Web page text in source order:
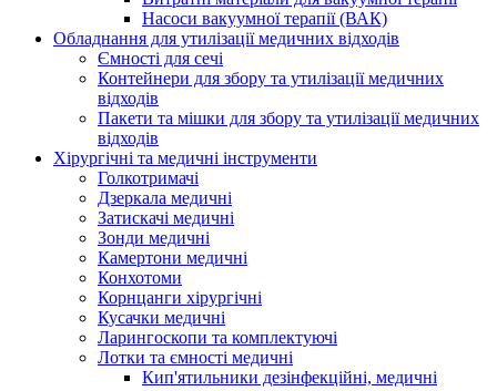
Насоси вакуумної терапії (ВАК)
Обладнання для утилізації медичних відходів
Ємності для сечі
Контейнери для збору та утилізації медичних
відходів
Пакети та мішки для збору та утилізації медичних
відходів
Хірургічні та медичні інструменти
Голкотримачі
Дзеркала медичні
Затискачі медичні
Зонди медичні
Камертони медичні
Конхотоми
Корнцанги хірургічні
Кусачки медичні
Ларингоскопи та комплектуючі
Лотки та ємності медичні
Кип'ятильники дезінфекційні, медичні